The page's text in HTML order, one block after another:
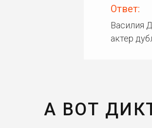
Ответ:
Василия
актер
А ВОТ